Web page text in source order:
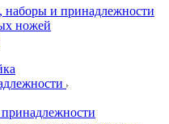
и принадлежности
ножей